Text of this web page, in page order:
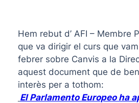
Hem rebut d’ AFI – Membre
que va dirigir el curs que
febrer sobre Canvis a la
aquest document que de
interès per a tothom:
El Parlamento Europeo ha